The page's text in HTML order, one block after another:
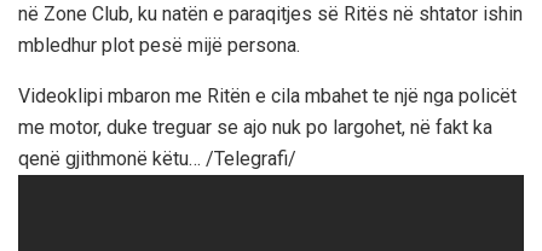
në Zone Club, ku natën e paraqitjes së Ritës në shtator ishin
mbledhur plot pesë mijë persona.
Videoklipi mbaron me Ritën e cila mbahet te një nga policët
me motor, duke treguar se ajo nuk po largohet, në fakt ka
qenë gjithmonë këtu… /Telegrafi/